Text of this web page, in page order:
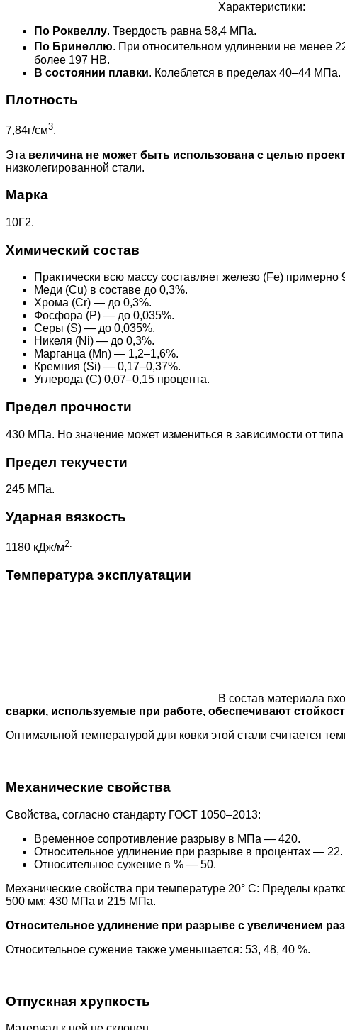
Характеристики:
По Роквеллу. Твердость равна 58,4 МПа.
По Бринеллю. При относительном удлинении не менее
более 197 НВ.
В состоянии плавки. Колеблется в пределах 40–44 МПа.
Плотность
7,84г/см3.
Эта величина не может быть использована с целью
низколегированной стали.
Марка
10Г2.
Химический состав
Практически всю массу составляет железо (Fe) примерно
Меди (Cu) в составе до 0,3%.
Хрома (Cr) — до 0,3%.
Фосфора (P) — до 0,035%.
Серы (S) — до 0,035%.
Никеля (Ni) — до 0,3%.
Марганца (Mn) — 1,2–1,6%.
Кремния (Si) — 0,17–0,37%.
Углерода (C) 0,07–0,15 процента.
Предел прочности
430 МПа. Но значение может измениться в зависимости от
Предел текучести
245 МПа.
Ударная вязкость
1180 кДж/м2.
Температура эксплуатации
В состав материала
сварки, используемые при работе, обеспечивают
Оптимальной температурой для ковки этой стали считается
Механические свойства
Свойства, согласно стандарту ГОСТ 1050–2013:
Временное сопротивление разрыву в МПа — 420.
Относительное удлинение при разрыве в процентах — 22.
Относительное сужение в % — 50.
Механические свойства при температуре 20° С: Пределы
500 мм: 430 МПа и 215 МПа.
Относительное удлинение при разрыве с увеличением
Относительное сужение также уменьшается: 53, 48, 40 %.
Отпускная хрупкость